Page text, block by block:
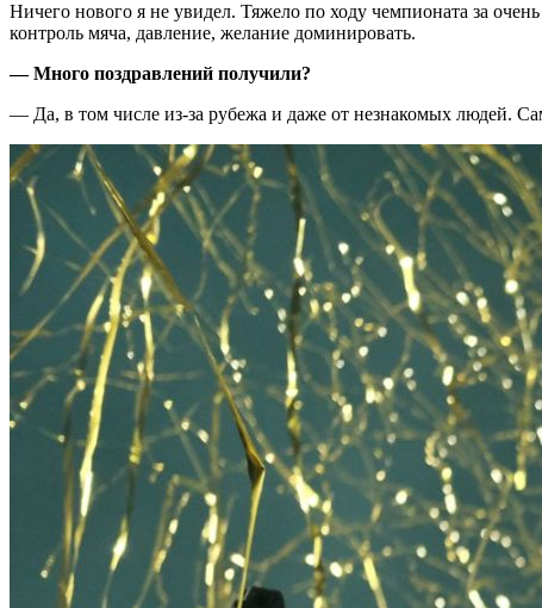
Ничего нового я не увидел. Тяжело по ходу чемпионата за
контроль мяча, давление, желание доминировать.
— Много поздравлений получили?
— Да, в том числе из-за рубежа и даже от незнакомых людей.